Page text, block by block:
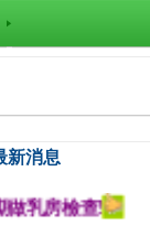
新消息
房檢查!